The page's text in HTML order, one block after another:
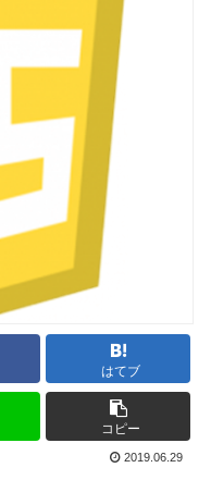
はてブ
コピー
2019.06.29